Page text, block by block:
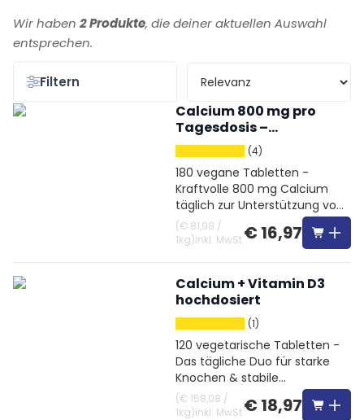
Wir haben 2 Produkte, die deiner aktuellen Auswahl
entsprechen.
Filtern
Calcium 800 mg pro
Tagesdosis –
hochdosiert
(4)
180 vegane Tabletten -
Kraftvolle 800 mg Calcium
täglich zur Unterstützung von
Knochen und Muskeln
(€ 81,98 /
1kg)inkl. MwSt€ 16,97
Calcium + Vitamin D3
hochdosiert
(1)
120 vegetarische Tabletten -
Das tägliche Duo für starke
Knochen & stabile
Unterstützung
(€ 158,08 /
1kg)inkl. MwSt€ 18,97